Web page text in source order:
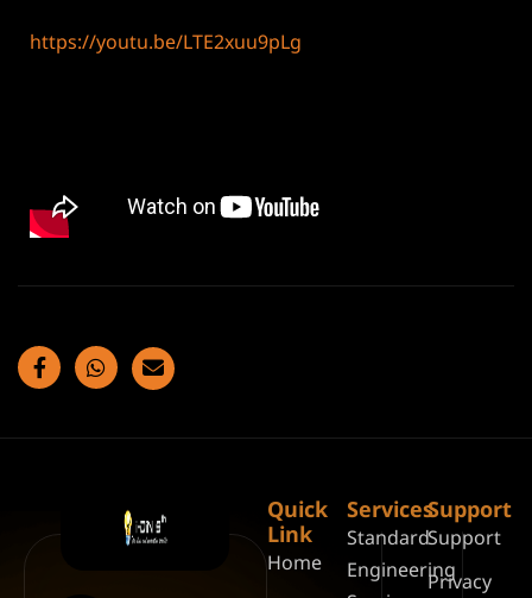
https://youtu.be/LTE2xuu9pLg
Quick
Link
Home
Services
Standard
Engineering
Support
Support
Privacy